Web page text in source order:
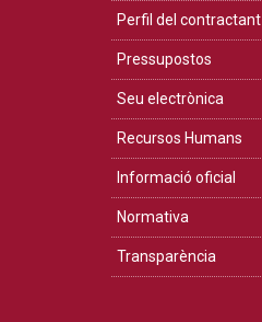
Perfil del contractant
Pressupostos
Seu electrònica
Recursos Humans
Informació oficial
Normativa
Transparència